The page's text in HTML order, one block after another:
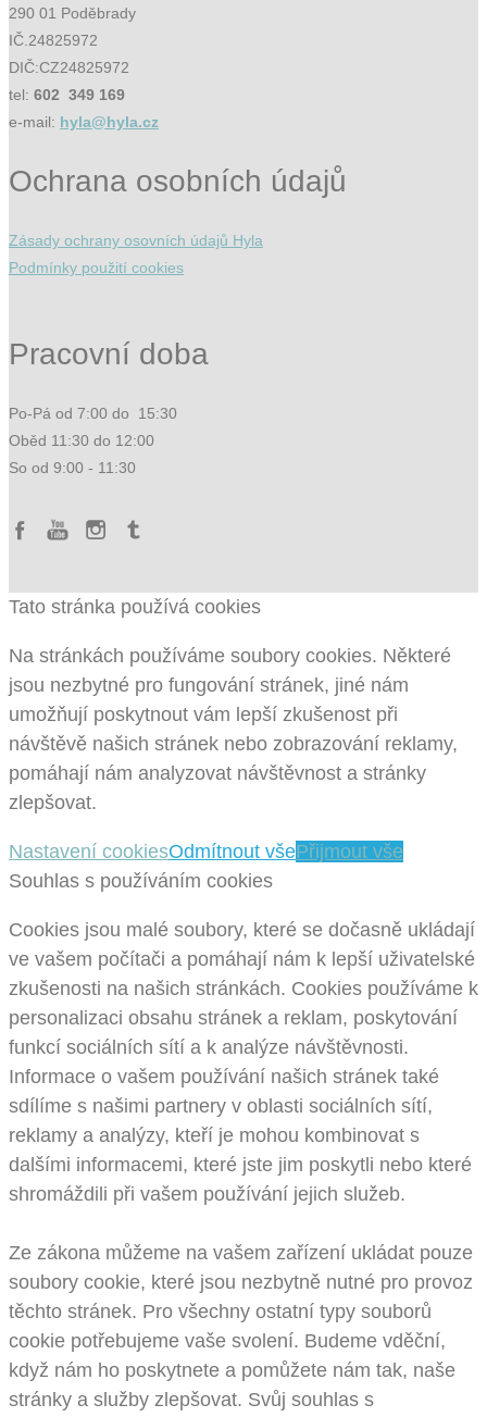
290 01 Poděbrady
IČ.24825972
DIČ:CZ24825972
tel: 602 349 169
e-mail: hyla@hyla.cz
Ochrana osobních údajů
Zásady ochrany osovních údajů Hyla
Podmínky použití cookies
Pracovní doba
Po-Pá od 7:00 do 15:30
Oběd 11:30 do 12:00
So od 9:00 - 11:30
Tato stránka používá cookies
Na stránkách používáme soubory cookies. Některé
jsou nezbytné pro fungování stránek, jiné nám
umožňují poskytnout vám lepší zkušenost při
návštěvě našich stránek nebo zobrazování reklamy,
pomáhají nám analyzovat návštěvnost a stránky
zlepšovat.
Nastavení cookiesOdmítnout všePřijmout vše
Souhlas s používáním cookies
Cookies jsou malé soubory, které se dočasně ukládají
ve vašem počítači a pomáhají nám k lepší uživatelské
zkušenosti na našich stránkách. Cookies používáme k
personalizaci obsahu stránek a reklam, poskytování
funkcí sociálních sítí a k analýze návštěvnosti.
Informace o vašem používání našich stránek také
sdílíme s našimi partnery v oblasti sociálních sítí,
reklamy a analýzy, kteří je mohou kombinovat s
dalšími informacemi, které jste jim poskytli nebo které
shromáždili při vašem používání jejich služeb.
Ze zákona můžeme na vašem zařízení ukládat pouze
soubory cookie, které jsou nezbytně nutné pro provoz
těchto stránek. Pro všechny ostatní typy souborů
cookie potřebujeme vaše svolení. Budeme vděční,
když nám ho poskytnete a pomůžete nám tak, naše
stránky a služby zlepšovat. Svůj souhlas s